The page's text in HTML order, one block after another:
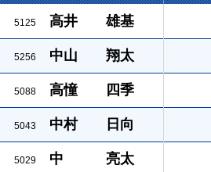
5125 高井 雄基
5256 中山 翔太
5088 高憧 四季
5043 中村 日向
5029 中 亮太